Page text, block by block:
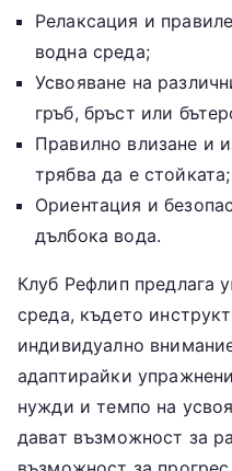
Релаксация и
водна среда;
Усвояване на
гръб, бръст или
Правилно влизане и
трябва да е стойката;
Ориентация и
дълбока вода.
Клуб Рефлип предлага
среда, където
индивидуално
адаптирайки
нужди и темпо на
дават възможност за